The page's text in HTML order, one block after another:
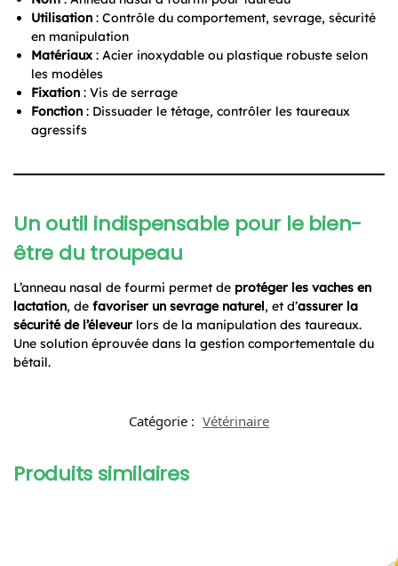
Utilisation : Contrôle du comportement, sevrage, sécurité
en manipulation
Matériaux: Acier inoxydable ou plastique robuste selon
les modèles
Fixation : Vis de serrage
Fonction : Dissuader le tétage, contrôler les taureaux
agressifs
Un outil indispensable pour le bien-
être du troupeau
L’anneau nasal de fourmi permet de protéger les vaches en
lactation, de favoriser un sevrage naturel, et d’assurer la
sécurité de l’éleveur lors de la manipulation des taureaux.
Une solution éprouvée dans la gestion comportementale du
bétail.
Catégorie : Vétérinaire
Produits similaires